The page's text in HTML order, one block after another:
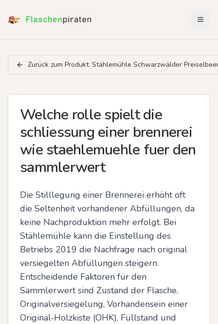
Zurück zum Produkt: Stählemühle Schwarzwälder
Welche rolle spielt die
schliessung einer brennerei
wie staehlemuehle fuer den
sammlerwert
Die Stilllegung einer Brennerei erhöht oft
die Seltenheit vorhandener Abfüllungen, da
keine Nachproduktion mehr erfolgt. Bei
Stählemühle kann die Einstellung des
Betriebs 2019 die Nachfrage nach original
versiegelten Abfüllungen steigern.
Entscheidende Faktoren für den
Sammlerwert sind Zustand der Flasche,
Originalversiegelung, Vorhandensein einer
Original‑Holzkiste (OHK), Füllstand und